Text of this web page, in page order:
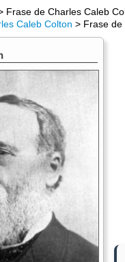
Frase de Charles Caleb
Caleb Colton > Frase de